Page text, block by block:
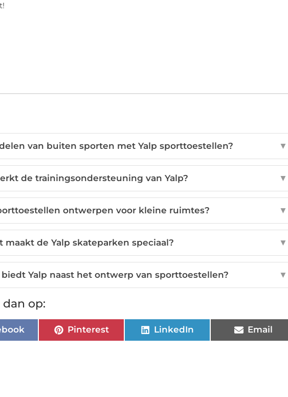
van buiten sporten met Yalp sporttoestellen? ▼
de trainingsondersteuning van Yalp? ▼
ontwerpen voor kleine ruimtes? ▼
maakt de Yalp skateparken speciaal? ▼
Yalp naast het ontwerp van sporttoestellen? ▼
op:
Pinterest LinkedIn Email